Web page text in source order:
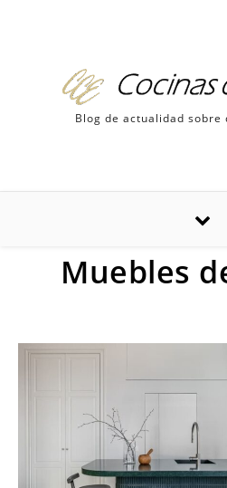
Blog de actualidad sobre
Muebles